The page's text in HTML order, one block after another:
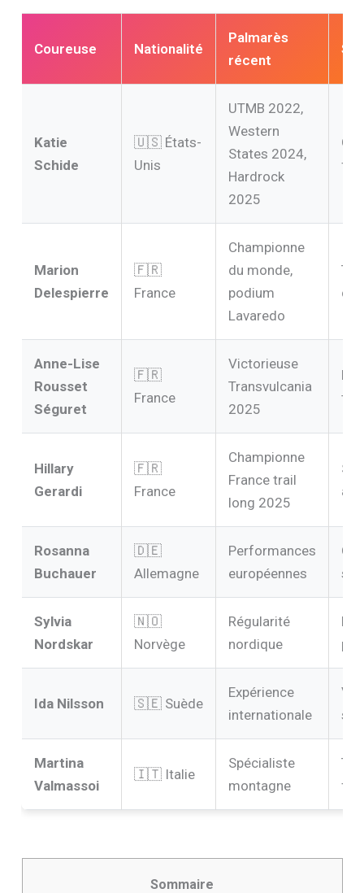
Coureuse Nationalité
Palmarès
récent
Katie
Schide
🇺🇸 États-
Unis
UTMB 2022,
Western
States 2024,
Hardrock
2025
Marion
Delespierre
🇫🇷
France
Championne
du monde,
podium
Lavaredo
du
Anne-Lise
Rousset
Séguret
🇫🇷
France
Victorieuse
Transvulcania
2025
top
Hillary
Gerardi
🇫🇷
France
Championne
France trail
long 2025
Rosanna
Buchauer
🇩🇪
Allemagne
Performances
européennes
Sylvia
Nordskar
🇳🇴
Norvège
Régularité
nordique
Ida Nilsson 🇸🇪 Suède
Expérience
internationale
Martina
Valmassoi
🇮🇹 Italie
Spécialiste
montagne
Sommaire